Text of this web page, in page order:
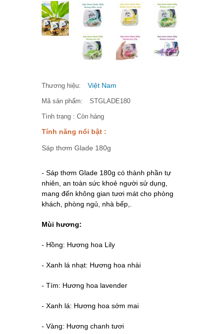
Thương hiệu: Việt Nam
Mã sản phẩm: STGLADE180
Tình trạng : Còn hàng
Tính năng nổi bật :
Sáp thơm Glade 180g
- Sáp thơm Glade 180g có thành phần tự
nhiên, an toàn sức khoẻ người sử dụng,
mang đến không gian tươi mát cho phòng
khách, phòng ngủ, nhà bếp,.
Mùi hương:
- Hồng: Hương hoa Lily
- Xanh lá nhạt: Hương hoa nhài
- Tím: Hương hoa lavender
- Xanh lá: Hương hoa sớm mai
- Vàng: Hương chanh tươi